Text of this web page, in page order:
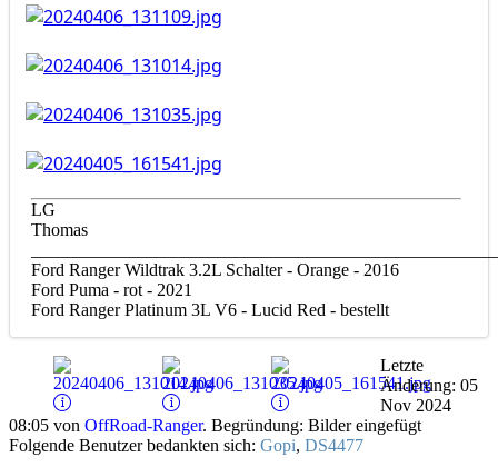
LG
Thomas
Ford Ranger Wildtrak 3.2L Schalter - Orange - 2016
Ford Puma - rot - 2021
Ford Ranger Platinum 3L V6 - Lucid Red - bestellt
Letzte
Änderung: 05
Nov 2024
08:05 von OffRoad-Ranger. Begründung: Bilder eingefügt
Folgende Benutzer bedankten sich: Gopi, DS4477